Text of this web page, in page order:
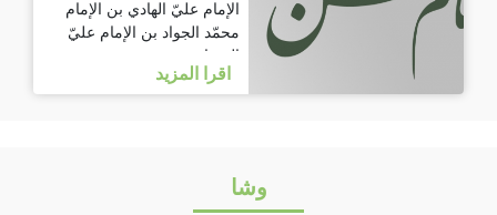
الإمام عليّ الهادي بن الإمام
محمّد الجواد بن الإمام عليّ
الرضا
اقرا المزيد
وشا